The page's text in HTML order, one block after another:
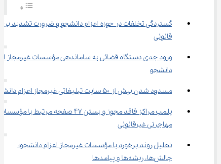
گستردگی تخلفات در حوزه اعزام دانشجو و ضرورت تشدید
قانونی
ورود جدی دستگاه قضائی به ساماندهی مؤسسات غیرمجاز
دانشجو
مسدود شدن بیش از ۵۰ سایت تبلیغاتی غیرمجاز اعزام دانشجو
پلمب مراکز فاقد مجوز و بستن ۴۷ صفحه مرتبط با
مهاجرتی غیرقانونی
تحلیل روند برخورد با مؤسسات غیرمجاز اعزام دانشجو؛
چالش‌ها، ریشه‌ها و پیامدها